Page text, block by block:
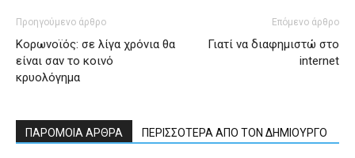
Προηγούμενο άρθρο
Κορωνοϊός: σε λίγα χρόνια θα
είναι σαν το κοινό
κρυολόγημα
Επόμενο άρθρο
Γιατί να διαφημιστώ στο
internet
ΠΑΡΟΜΟΙΑ ΑΡΘΡΑ ΠΕΡΙΣΣΟΤΕΡΑ ΑΠΟ ΤΟΝ ΔΗΜΙΟΥΡΓΟ